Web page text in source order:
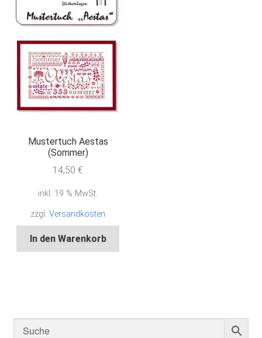
Mustertuch Aestas
(Sommer)
14,50€
inkl. 19 % MwSt.
zzgl.Versandkosten
In den Warenkorb